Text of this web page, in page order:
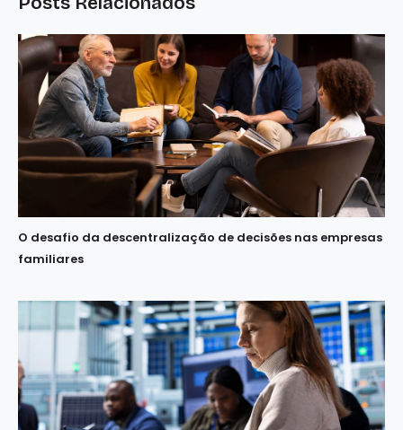
O desafio da descentralização de decisões nas empresas
familiares